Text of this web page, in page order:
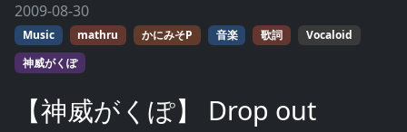
2009-08-30
Music mathru かにみそP 音楽 歌詞
Vocaloid
神威がくぽ
【神威がくぽ】 Drop out